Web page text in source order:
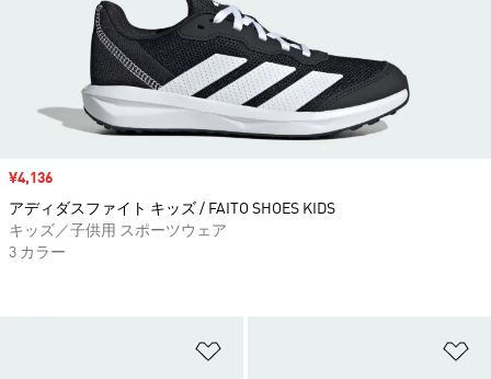
セール価格
¥4,136
アディダスファイト キッズ / FAITO SHOES KIDS
キッズ／子供用 スポーツウェア
3 カラー